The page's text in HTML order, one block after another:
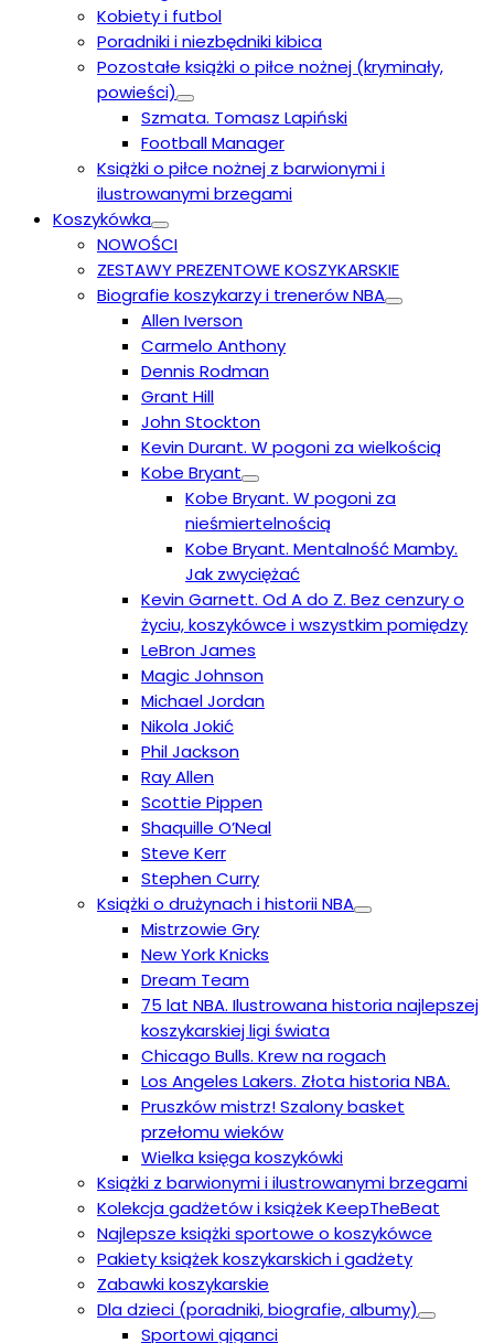
Kobiety i futbol
Poradniki i niezbędniki kibica
Pozostałe książki o piłce nożnej (kryminały,
powieści)
Szmata. Tomasz Lapiński
Football Manager
Książki o piłce nożnej z barwionymi i
ilustrowanymi brzegami
Koszykówka
NOWOŚCI
ZESTAWY PREZENTOWE KOSZYKARSKIE
Biografie koszykarzy i trenerów NBA
Allen Iverson
Carmelo Anthony
Dennis Rodman
Grant Hill
John Stockton
Kevin Durant. W pogoni za wielkością
Kobe Bryant
Kobe Bryant. W pogoni za
nieśmiertelnością
Kobe Bryant. Mentalność Mamby.
Jak zwyciężać
Kevin Garnett. Od A do Z. Bez cenzury o
życiu, koszykówce i wszystkim pomiędzy
LeBron James
Magic Johnson
Michael Jordan
Nikola Jokić
Phil Jackson
Ray Allen
Scottie Pippen
Shaquille O’Neal
Steve Kerr
Stephen Curry
Książki o drużynach i historii NBA
Mistrzowie Gry
New York Knicks
Dream Team
75 lat NBA. Ilustrowana historia najlepszej
koszykarskiej ligi świata
Chicago Bulls. Krew na rogach
Los Angeles Lakers. Złota historia NBA.
Pruszków mistrz! Szalony basket
przełomu wieków
Wielka księga koszykówki
Książki z barwionymi i ilustrowanymi brzegami
Kolekcja gadżetów i książek KeepTheBeat
Najlepsze książki sportowe o koszykówce
Pakiety książek koszykarskich i gadżety
Zabawki koszykarskie
Dla dzieci (poradniki, biografie, albumy)
Sportowi giganci